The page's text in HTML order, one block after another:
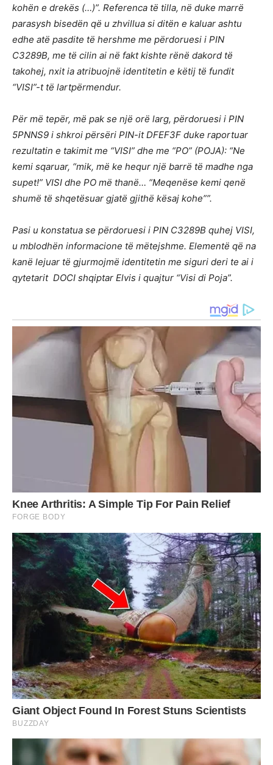
kohën e drekës (…)”. Referenca të tilla, në duke marrë
parasysh bisedën që u zhvillua si ditën e kaluar ashtu
edhe atë pasdite të hershme me përdoruesi i PIN
C3289B, me të cilin ai në fakt kishte rënë dakord të
takohej, nxit ia atribuojnë identitetin e këtij të fundit
“VISI”-t të lartpërmendur.
Për më tepër, më pak se një orë larg, përdoruesi i PIN
5PNNS9 i shkroi përsëri PIN-it DFEF3F duke raportuar
rezultatin e takimit me “VISI” dhe me “PO” (POJA): “Ne
kemi sqaruar, “mik, më ke hequr një barrë të madhe nga
supet!” VISI dhe PO më thanë… “Meqenëse kemi qenë
shumë të shqetësuar gjatë gjithë kësaj kohe””.
Pasi u konstatua se përdoruesi i PIN C3289B quhej VISI,
u mblodhën informacione të mëtejshme. Elementë që na
kanë lejuar të gjurmojmë identitetin me siguri deri te ai i
qytetarit DOCI shqiptar Elvis i quajtur “Visi di Poja”.